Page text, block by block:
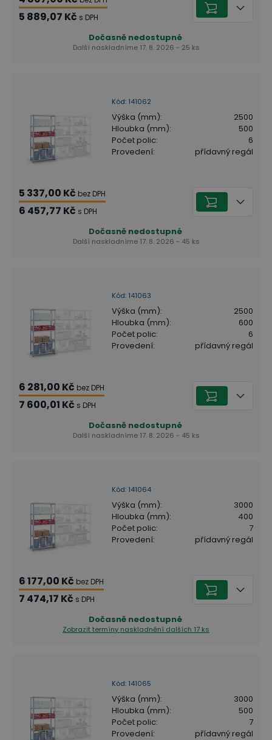
5 889,07 Kč s DPH
Dočasně nedostupné
Další naskladníme 17. 8. 2026 - 25 ks
Kód: 141062
Výška (mm):
2500
Hloubka (mm):
500
Počet polic:
6
Provedení: přídavný regál
5 337,00 Kč bez DPH
6 457,77 Kč s DPH
Dočasně nedostupné
Další naskladníme 17. 8. 2026 - 45 ks
Kód: 141063
Výška (mm):
2500
Hloubka (mm):
600
Počet polic:
6
Provedení: přídavný regál
6 281,00 Kč bez DPH
7 600,01 Kč s DPH
Dočasně nedostupné
Další naskladníme 17. 8. 2026 - 45 ks
Kód: 141064
Výška (mm):
3000
Hloubka (mm):
400
Počet polic:
7
Provedení: přídavný regál
6 177,00 Kč bez DPH
7 474,17 Kč s DPH
Dočasně nedostupné
Zobrazit termíny naskladnění dalších 17 ks
Kód: 141065
Výška (mm):
3000
Hloubka (mm):
500
Počet polic:
7
Provedení: přídavný regál